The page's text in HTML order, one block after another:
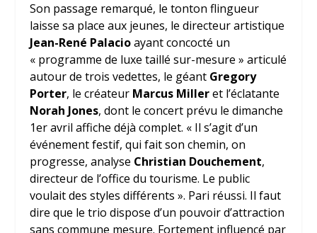
Son passage remarqué, le tonton flingueur
laisse sa place aux jeunes, le directeur artistique
Jean-René Palacioayant concocté un
« programme de luxe taillé sur-mesure » articulé
autour de trois vedettes, le géant Gregory
Porter, le créateur Marcus Milleret l’éclatante
Norah Jones, dont le concert prévu le dimanche
1eravril affiche déjà complet. « Il s’agit d’un
événement festif, qui fait son chemin, on
progresse, analyse Christian Douchement,
directeur de l’office du tourisme. Le public
voulait des styles différents ». Pari réussi. Il faut
dire que le trio dispose d’un pouvoir d’attraction
sans commune mesure. Fortement influencé par